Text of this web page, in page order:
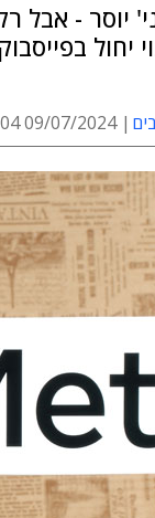
יוסר -
יחול
09/07/2024 18:04